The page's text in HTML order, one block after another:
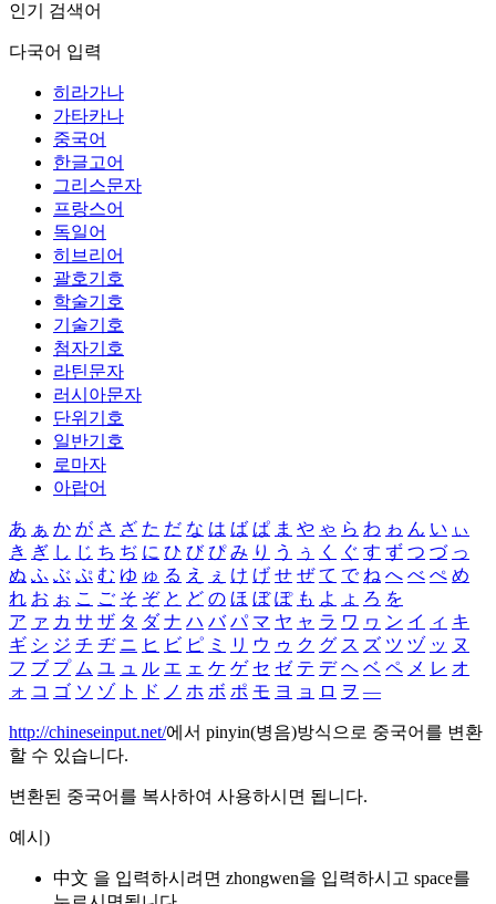
인기 검색어
다국어 입력
히라가나
가타카나
중국어
한글고어
그리스문자
프랑스어
독일어
히브리어
괄호기호
학술기호
기술기호
첨자기호
라틴문자
러시아문자
단위기호
일반기호
로마자
아랍어
あ ぁ か が さ ざ た だ な は ば ぱ ま や ゃ ら わ ゎ ん い ぃ
き ぎ し じ ち ぢ に ひ び ぴ み り う ぅ く ぐ す ず つ づ っ
ぬ ふ ぶ ぷ む ゆ ゅ る え ぇ け げ せ ぜ て で ね へ べ ぺ め
れ お ぉ こ ご そ ぞ と ど の ほ ぼ ぽ も よ ょ ろ を
ア ァ カ サ ザ タ ダ ナ ハ バ パ マ ヤ ャ ラ ワ ヮ ン イ ィ キ
ギ シ ジ チ ヂ ニ ヒ ビ ピ ミ リ ウ ゥ ク グ ス ズ ツ ヅ ッ ヌ
フ ブ プ ム ユ ュ ル エ ェ ケ ゲ セ ゼ テ デ ヘ ベ ペ メ レ オ
ォ コ ゴ ソ ゾ ト ド ノ ホ ボ ポ モ ヨ ョ ロ ヲ ―
http://chineseinput.net/에서 pinyin(병음)방식으로 중국어를 변환
할 수 있습니다.
변환된 중국어를 복사하여 사용하시면 됩니다.
예시)
中文 을 입력하시려면 zhongwen을 입력하시고 space를